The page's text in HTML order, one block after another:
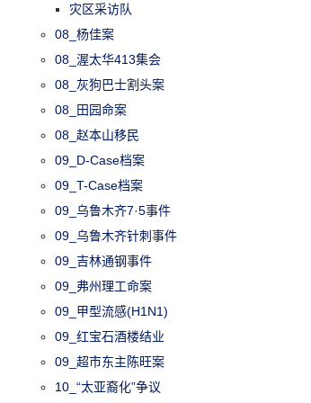
灾区采访队
08_杨佳案
08_渥太华413集会
08_灰狗巴士割头案
08_田园命案
08_赵本山移民
09_D-Case档案
09_T-Case档案
09_乌鲁木齐7·5事件
09_乌鲁木齐针刺事件
09_吉林通钢事件
09_弗州理工命案
09_甲型流感(H1N1)
09_红宝石酒楼结业
09_超市东主陈旺案
10_“太亚裔化”争议